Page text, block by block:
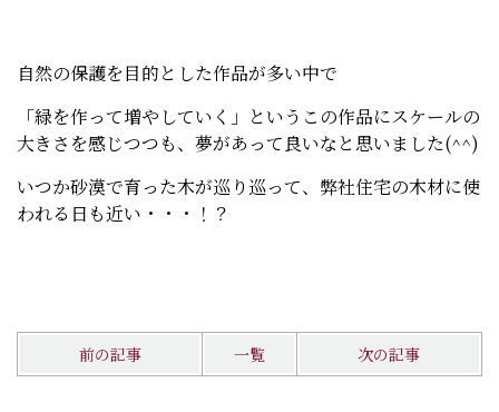
自然の保護を目的とした作品が多い中で
「緑を作って増やしていく」というこの作品にスケールの
大きさを感じつつも、夢があって良いなと思いました(^^)
いつか砂漠で育った木が巡り巡って、弊社住宅の木材に使
われる日も近い・・・！？
前の記事 一覧 次の記事